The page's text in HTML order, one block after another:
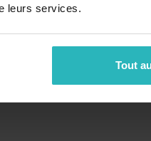
leurs services.
Tout
de conjugaison CE2